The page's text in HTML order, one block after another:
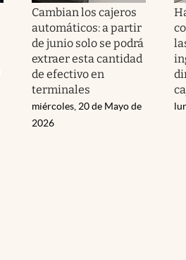
Cambian los cajeros
automáticos: a partir
de junio solo se podrá
extraer esta cantidad
de efectivo en
terminales
miércoles, 20 de Mayo de
2026